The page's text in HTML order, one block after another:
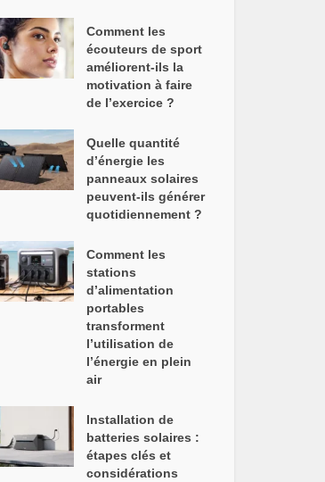
Comment les
écouteurs de sport
améliorent-ils la
motivation à faire
de l’exercice ?
Quelle quantité
d’énergie les
panneaux solaires
peuvent-ils générer
quotidiennement ?
Comment les
stations
d’alimentation
portables
transforment
l’utilisation de
l’énergie en plein
air
Installation de
batteries solaires :
étapes clés et
considérations